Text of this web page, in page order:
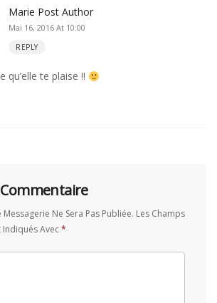
Marie Post Author
Mai 16, 2016 At 10:00
REPLY
qu’elle te plaise !!
Ne Sera Pas Publiée. Les Champs
Avec*